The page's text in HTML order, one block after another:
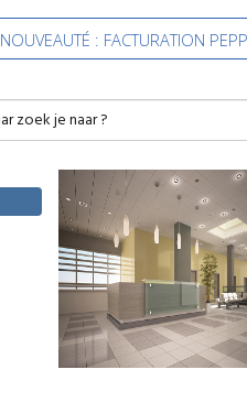
NOUVEAUTÉ : FACTURATION